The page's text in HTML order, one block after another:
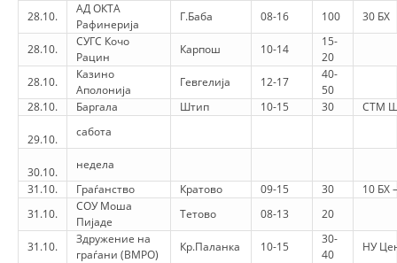
28.10.
АД ОКТА
Рафинерија
Г.Баба 08-16 100 30 БХ
28.10.
СУГС Кочо
Рацин
Карпош 10-14
15-
20
28.10.
Казино
Аполонија
Гевгелија 12-17
40-
50
28.10.
Баргала Штип 10-15 30 СТМ
29.10.
сабота
30.10.
недела
31.10.
Граѓанство Кратово 09-15 30
10 БХ
31.10.
СОУ Моша
Пијаде
Тетово 08-13 20
31.10.
Здружение на
граѓани (ВМРО)
Кр.Паланка 10-15
30-
40
НУ